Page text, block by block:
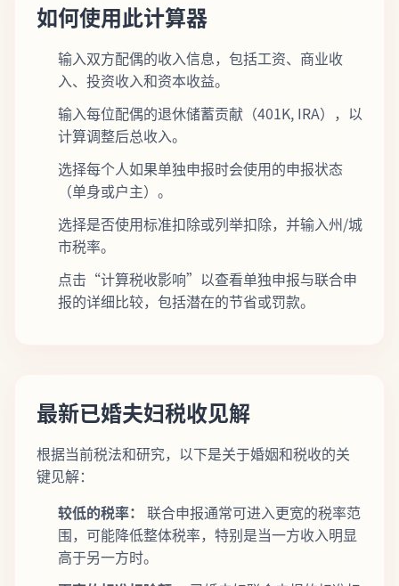
如何使用此计算器
输入双方配偶的收入信息，包括工资、商业收
入、投资收入和资本收益。
输入每位配偶的退休储蓄贡献（401K, IRA），以
计算调整后总收入。
选择每个人如果单独申报时会使用的申报状态
（单身或户主）。
选择是否使用标准扣除或列举扣除，并输入州/城
市税率。
点击“计算税收影响”以查看单独申报与联合申
报的详细比较，包括潜在的节省或罚款。
最新已婚夫妇税收见解
根据当前税法和研究，以下是关于婚姻和税收的关
键见解：
较低的税率： 联合申报通常可进入更宽的税率范
围，可能降低整体税率，特别是当一方收入明显
高于另一方时。